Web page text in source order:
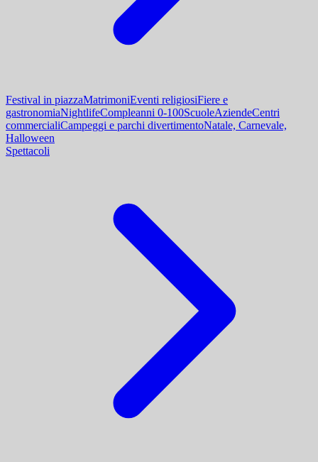
Festival in piazzaMatrimoniEventi religiosiFiere e
gastronomiaNightlifeCompleanni 0-100ScuoleAziendeCentri
commercialiCampeggi e parchi divertimentoNatale, Carnevale,
Halloween
Spettacoli